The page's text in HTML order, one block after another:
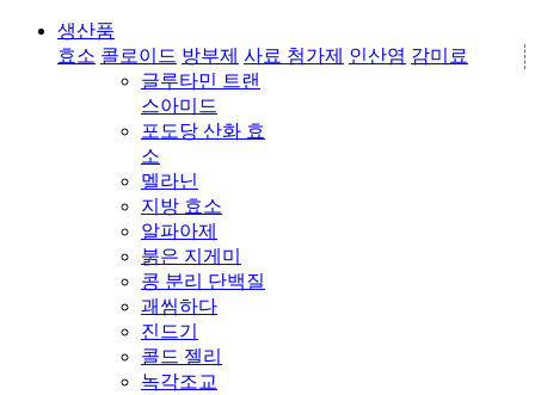
생산품
효소 콜로이드 방부제 사료 첨가제 인산염 감미료
글루타민 트랜
스아미드
포도당 산화 효
소
멜라닌
지방 효소
알파아제
붉은 지게미
콩 분리 단백질
괘씸하다
진드기
콜드 젤리
녹각조교